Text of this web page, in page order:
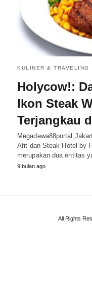
KULINER & TRAVELING
Holycow!:
Ikon Steak
Terjangkau
Afit dan Steak Hotel by
merupakan dua entitas
9 bulan ago
All Rights